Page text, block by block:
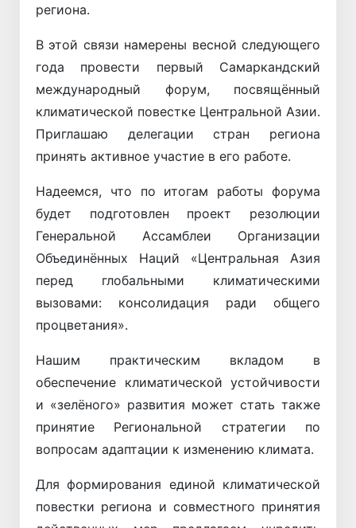
региона.
В этой связи намерены весной следующего
года провести первый Самаркандский
международный форум, посвящённый
климатической повестке Центральной Азии.
Приглашаю делегации стран региона
принять активное участие в его работе.
Надеемся, что по итогам работы форума
будет подготовлен проект резолюции
Генеральной Ассамблеи Организации
Объединённых Наций «Центральная Азия
перед глобальными климатическими
вызовами: консолидация ради общего
процветания».
Нашим практическим вкладом в
обеспечение климатической устойчивости
и «зелёного» развития может стать также
принятие Региональной стратегии по
вопросам адаптации к изменению климата.
Для формирования единой климатической
повестки региона и совместного принятия